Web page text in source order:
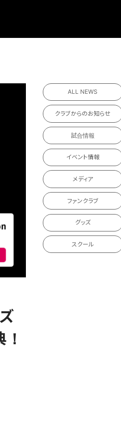
ALL NEWS
クラブからのお知らせ
試合情報
イベント情報
メディア
ファンクラブ
グッズ
スクール